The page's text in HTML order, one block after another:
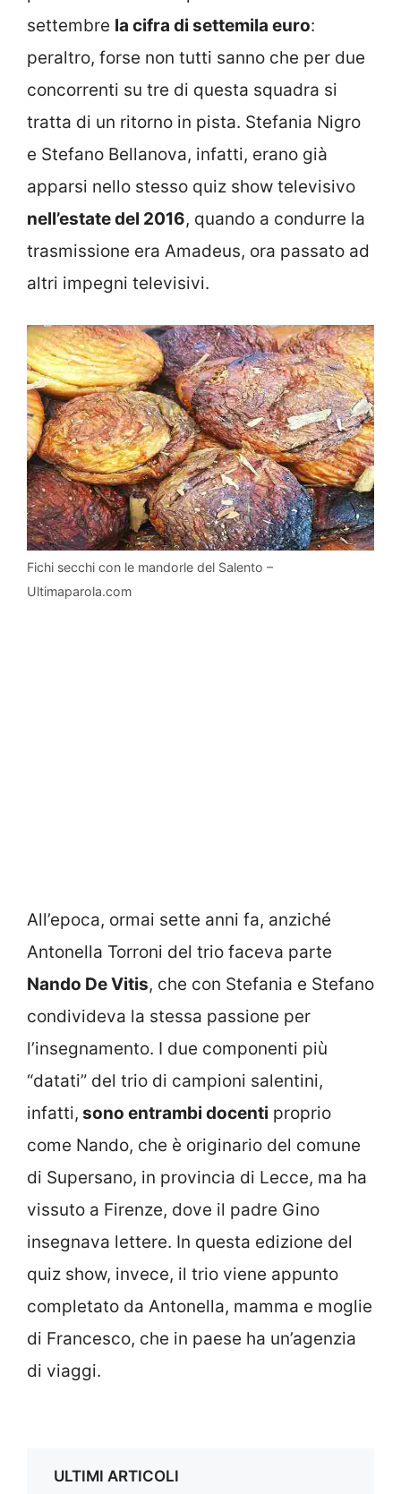
settembre la cifra di settemila euro:
peraltro, forse non tutti sanno che per due
concorrenti su tre di questa squadra si
tratta di un ritorno in pista. Stefania Nigro
e Stefano Bellanova, infatti, erano già
apparsi nello stesso quiz show televisivo
nell’estate del 2016, quando a condurre la
trasmissione era Amadeus, ora passato ad
altri impegni televisivi.
Fichi secchi con le mandorle del Salento –
Ultimaparola.com
All’epoca, ormai sette anni fa, anziché
Antonella Torroni del trio faceva parte
Nando De Vitis, che con Stefania e Stefano
condivideva la stessa passione per
l’insegnamento. I due componenti più
“datati” del trio di campioni salentini,
infatti, sono entrambi docenti proprio
come Nando, che è originario del comune
di Supersano, in provincia di Lecce, ma ha
vissuto a Firenze, dove il padre Gino
insegnava lettere. In questa edizione del
quiz show, invece, il trio viene appunto
completato da Antonella, mamma e moglie
di Francesco, che in paese ha un’agenzia
di viaggi.
ULTIMI ARTICOLI